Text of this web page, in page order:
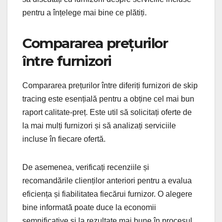
pentru a înțelege mai bine ce plătiți.
Compararea prețurilor
între furnizori
Compararea prețurilor între diferiți furnizori de skip
tracing este esențială pentru a obține cel mai bun
raport calitate-preț. Este util să solicitați oferte de
la mai mulți furnizori și să analizați serviciile
incluse în fiecare ofertă.
De asemenea, verificați recenziile și
recomandările clienților anteriori pentru a evalua
eficiența și fiabilitatea fiecărui furnizor. O alegere
bine informată poate duce la economii